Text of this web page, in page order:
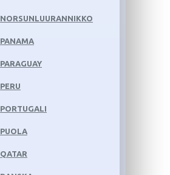
NORSUNLUURANNIKKO
PANAMA
PARAGUAY
PERU
PORTUGALI
PUOLA
QATAR